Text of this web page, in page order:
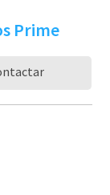
Prime